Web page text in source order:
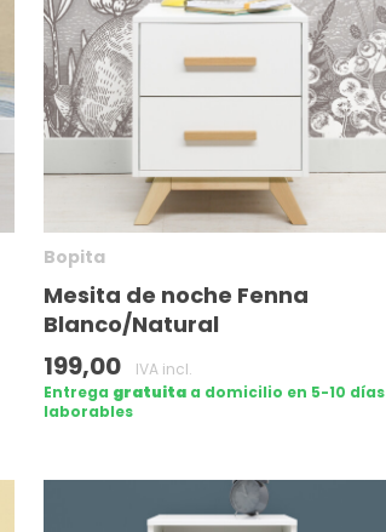
Bopita
Mesita de noche Fenna
Blanco/Natural
199,00
IVA incl.
Entrega gratuitaa domicilio en 5-10 días
laborables